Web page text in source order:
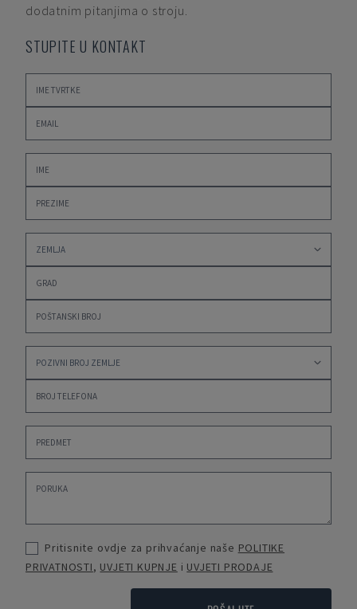
dodatnim pitanjima o stroju.
STUPITE U KONTAKT
Pritisnite ovdje za prihvaćanje naše POLITIKE
PRIVATNOSTI, UVJETI KUPNJE i UVJETI PRODAJE